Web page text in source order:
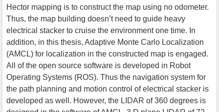
Hector mapping is to construct the map using no odometer.
Thus, the map building doesn’t need to guide heavy
electrical stacker to cruise the environment one time. In
addition, in this thesis, Adaptive Monte Carlo Localization
(AMCL) for localization in the constructed map is engaged.
All of the open source software is developed in Robot
Operating Systems (ROS). Thus the navigation system for
the path planning and motion control of electrical stacker is
developed as well. However, the LIDAR of 360 degrees is